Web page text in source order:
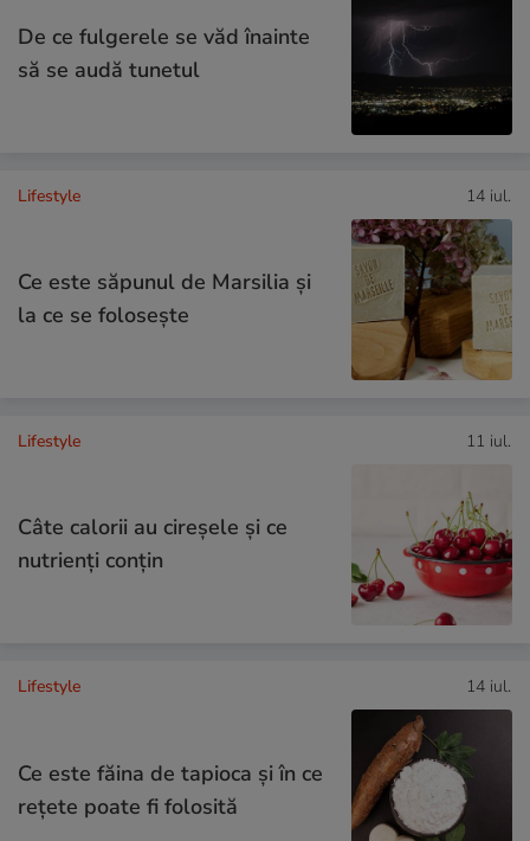
De ce fulgerele se văd înainte
să se audă tunetul
Lifestyle 14 iul.
Ce este săpunul de Marsilia și
la ce se folosește
Lifestyle 11 iul.
Câte calorii au cireșele și ce
nutrienți conțin
Lifestyle 14 iul.
Ce este făina de tapioca și în ce
rețete poate fi folosită